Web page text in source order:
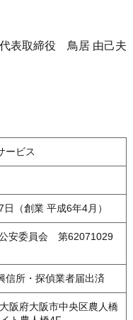
代表取締役 鳥居 由己夫
ービス
（創業 平成6年4月）
安委員会 第62071029
所・探偵業者届出済
阪府大阪市中央区農人橋